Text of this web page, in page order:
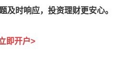
及时响应，投资理财更安心。
即开户>